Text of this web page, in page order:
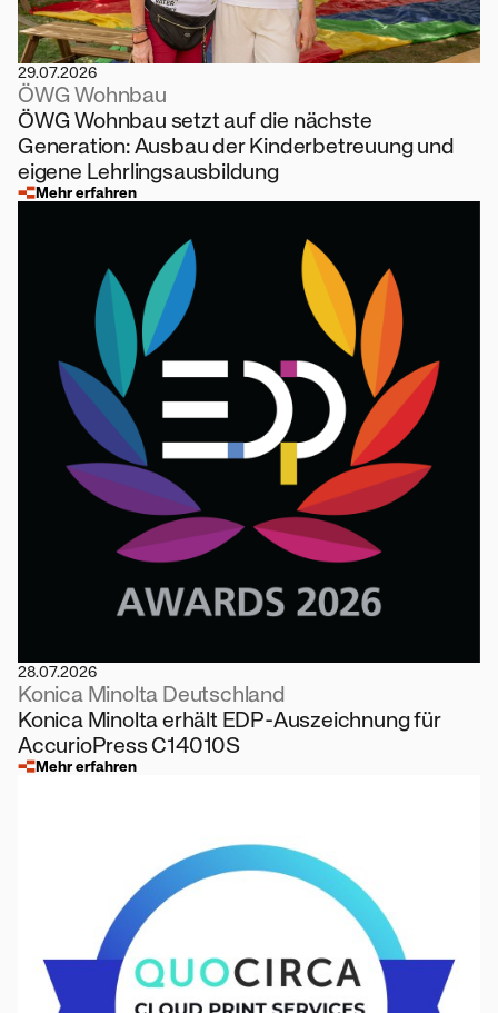
29.07.2026
ÖWG Wohnbau
ÖWG Wohnbau setzt auf die nächste
Generation: Ausbau der Kinderbetreuung und
eigene Lehrlingsausbildung
Mehr erfahren
28.07.2026
Konica Minolta Deutschland
Konica Minolta erhält EDP-Auszeichnung für
AccurioPress C14010S
Mehr erfahren